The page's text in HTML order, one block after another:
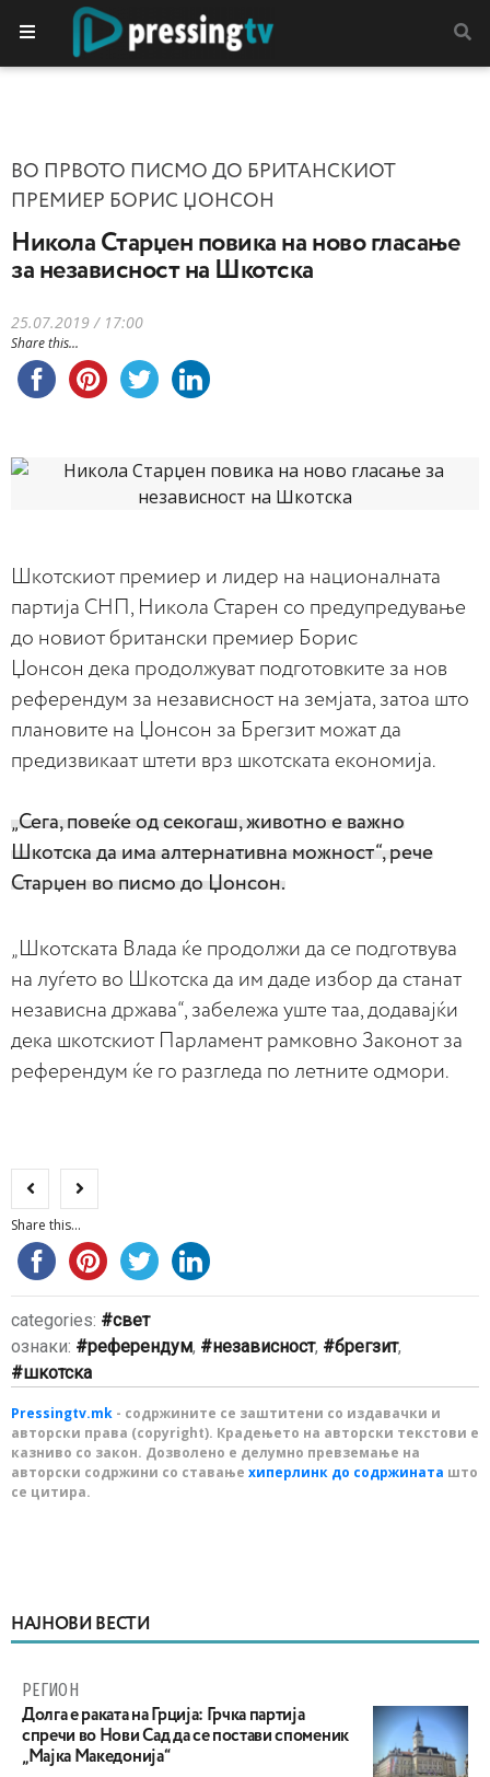
ВО ПРВОТО ПИСМО ДО БРИТАНСКИОТ
ПРЕМИЕР БОРИС ЏОНСОН
Никола Старџен повика на ново гласање
за независност на Шкотска
25.07.2019 / 17:00
Share this...
Шкотскиот премиер и лидер на националната
партија СНП, Никола Старен со предупредување
до новиот британски премиер Борис
Џонсон дека продолжуват подготовките за нов
референдум за независност на земјата, затоа што
плановите на Џонсон за Брегзит можат да
предизвикаат штети врз шкотската економија.
„Сега, повеќе од секогаш, животно е важно
Шкотска да има алтернативна можност“, рече
Старџен во писмо до Џонсон.
„Шкотската Влада ќе продолжи да се подготвува
на луѓето во Шкотска да им даде избор да станат
независна држава“, забележа уште таа, додавајќи
дека шкотскиот Парламент рамковно Законот за
референдум ќе го разгледа по летните одмори.
Share this...
categories:
свет
ознаки:
референдум, независност, брегзит,
шкотска
Pressingtv.mk - содржините се заштитени со издавачки и
авторски права (copyright). Крадењето на авторски текстови е
казниво со закон. Дозволено е делумно превземање на
авторски содржини со ставање хиперлинк до содржината што
се цитира.
НАЈНОВИ ВЕСТИ
РЕГИОН
Долга е раката на Грција: Грчка партија
спречи во Нови Сад да се постави споменик
„Мајка Македонија“